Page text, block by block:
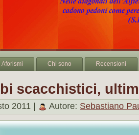
Aforismi Chi sono Recensioni
scacchistici,
2011 | Autore: Sebastiano